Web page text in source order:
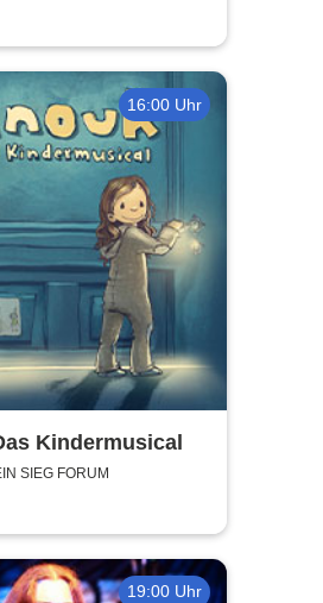
16:00 Uhr
Kindermusical
SIEG FORUM
19:00 Uhr